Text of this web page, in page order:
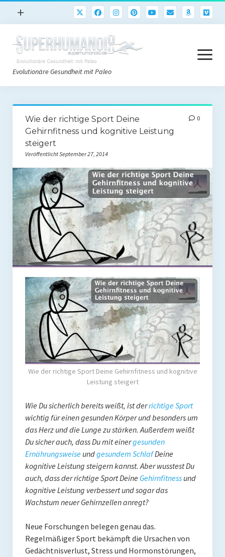
Menü
öffnen
+
Paleo
Rezepte
Sport
Gehirn
Freeletics
Podcast
English
Evolutionäre Gesundheit mit Paleo
Menü
öffnen
Paleo Start
Paleo Grundlagen 2.0
Quick-Start Paleo Guide
Einkaufsliste
Paleo-Einkaufsliste.de
Literatur
Coaching
Shop
Abnehmen mit Paleo
Zunehmen mit Paleo
Paleo Gehirn-Pflege
Paleo Fitness
Coaching
Coaching
Rezepte
Brainfood
Fermente
Fisch & Meeresfrüchte
Fleisch und Geflügel
Wie der richtige Sport Deine
Gehirnfitness und kognitive Leistung
steigert
Veröffentlicht September 27, 2014
0
Wie der richtige Sport Deine Gehirnfitness und kognitive
Leistung steigert
Wie Du sicherlich bereits weißt, ist derrichtigeSport
wichtig für einen gesunden Körper und besonders um
das Herz und die Lunge zu stärken. Außerdem weißt
Du sicher auch, dass Du mit einergesunden
Ernährungsweiseundgesundem SchlafDeine
kognitive Leistung steigern kannst. Aber wusstest Du
auch, dass der richtige Sport Deine Gehirnfitnessund
kognitive Leistung verbessert und sogar das
Wachstum neuer Gehirnzellen anregt?
Neue Forschungen belegen genau das.
Regelmäßiger Sport bekämpft die Ursachen von
Gedächtnisverlust, Stress und Hormonstörungen,